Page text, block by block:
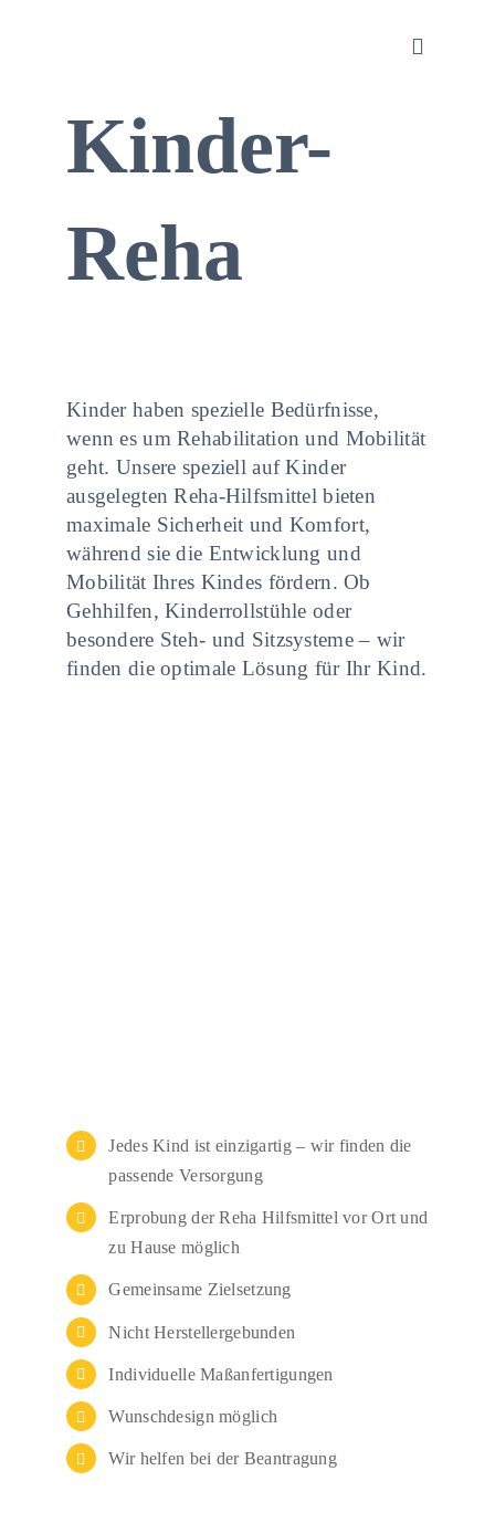
Toggle
Produkte
Kinder-
Reha
Kinder haben spezielle Bedürfnisse,
wenn es um Rehabilitation und Mobilität
geht. Unsere speziell auf Kinder
ausgelegten Reha-Hilfsmittel bieten
maximale Sicherheit und Komfort,
während sie die Entwicklung und
Mobilität Ihres Kindes fördern. Ob
Gehhilfen, Kinderrollstühle oder
besondere Steh- und Sitzsysteme – wir
finden die optimale Lösung für Ihr Kind.
Jedes Kind ist einzigartig – wir finden die
passende Versorgung
Erprobung der Reha Hilfsmittel vor Ort und
zu Hause möglich
Gemeinsame Zielsetzung
Nicht Herstellergebunden
Individuelle Maßanfertigungen
Wunschdesign möglich
Wir helfen bei der Beantragung